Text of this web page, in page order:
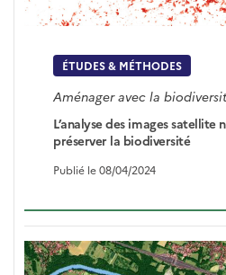
ÉTUDES & MÉTHODES
Aménager avec la
L’analyse des images
préserver la biodiversité
Publié le 08/04/2024